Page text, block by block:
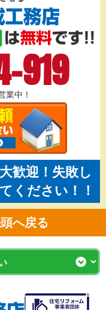
919
業中！
歓迎！失敗し
ください！！
へ戻る